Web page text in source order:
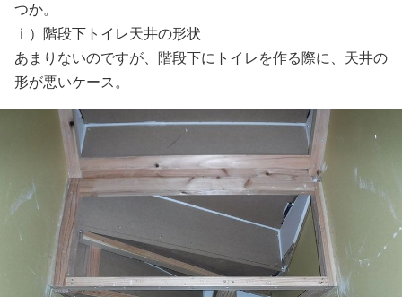
つか。
ⅰ）階段下トイレ天井の形状
あまりないのですが、階段下にトイレを作る際に、天井の
形が悪いケース。